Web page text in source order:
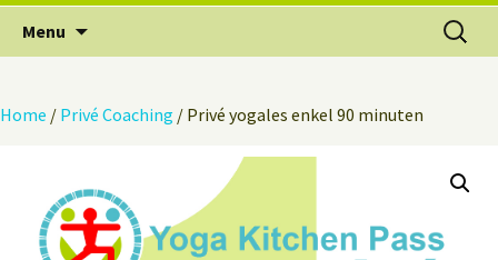
Menu
Zoeken
naar:
Home / Privé Coaching / Privé yogales enkel 90 minuten